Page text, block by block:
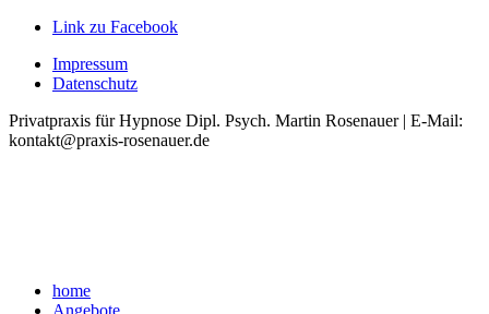
Link zu Facebook
Impressum
Datenschutz
Privatpraxis für Hypnose Dipl. Psych. Martin Rosenauer | E-Mail:
kontakt@praxis-rosenauer.de
home
Angebote